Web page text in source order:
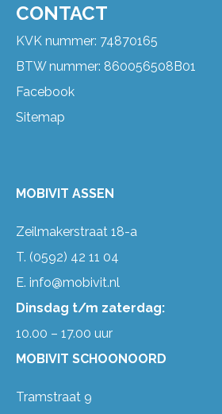
CONTACT
KVK nummer: 74870165
BTW nummer: 860056508B01
Facebook
Sitemap
MOBIVIT ASSEN
Zeilmakerstraat 18-a
T. (0592) 42 11 04
E. info@mobivit.nl
Dinsdag t/m zaterdag:
10.00 – 17.00 uur
MOBIVIT SCHOONOORD
Tramstraat 9